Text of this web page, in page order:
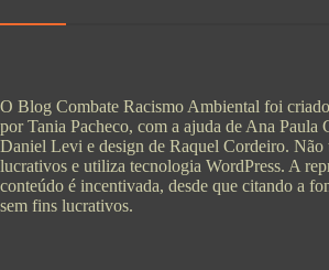
O Blog Combate Racismo Ambiental foi
por Tania Pacheco, com a ajuda de Ana Paula
Daniel Levi e design de Raquel Cordeiro. Não
lucrativos e utiliza tecnologia WordPress. A
conteúdo é incentivada, desde que citando a
sem fins lucrativos.